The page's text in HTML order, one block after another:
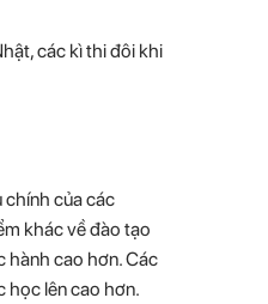
các kì thi đôi khi
chính của các
khác về đào tạo
hành cao hơn. Các
học lên cao hơn.